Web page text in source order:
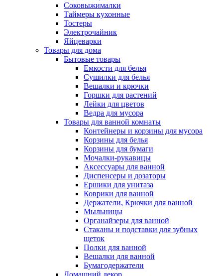
Соковыжималки
Таймеры кухонные
Тостеры
Электрочайник
Яйцеварки
Товары для дома
Бытовые товары
Емкости для белья
Сушилки для белья
Вешалки и крючки
Горшки для растений
Лейки для цветов
Ведра для мусора
Товары для ванной комнаты
Контейнеры и корзины для мусора
Корзины для белья
Корзины для бумаги
Мочалки-рукавицы
Аксессуары для ванной
Диспенсеры и дозаторы
Ершики для унитаза
Коврики для ванной
Держатели, Крючки для ванной
Мыльницы
Органайзеры для ванной
Стаканы и подставки для зубных
щеток
Полки для ванной
Вешалки для ванной
Бумагодержатели
Домашний декор